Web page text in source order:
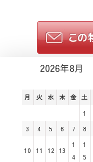
2026年8月
月 火 水 木 金 土
1
3
4 5 6 7 8
10 11 12 13
1
4
1
5